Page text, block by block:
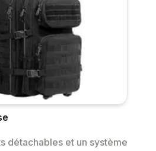
détachables et un système